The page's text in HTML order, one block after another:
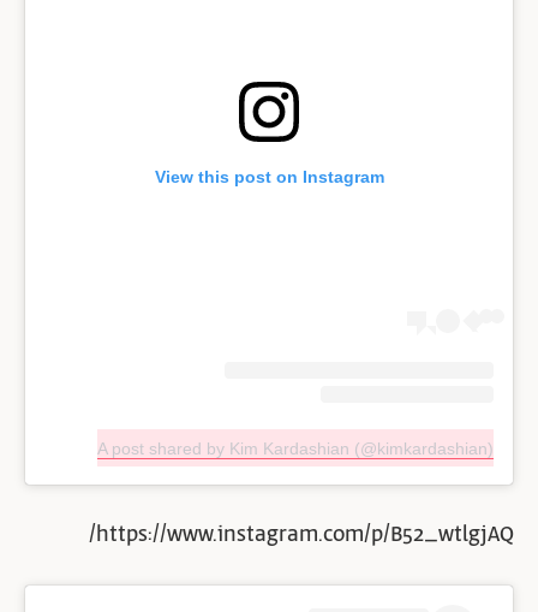
View this post on Instagram
A post shared by Kim Kardashian (@kimkardashian)
https://www.instagram.com/p/B52_wtlgjAQ/